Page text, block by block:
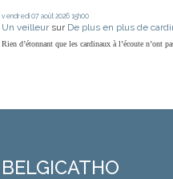
vendredi 07 août 2026 15h00
Un veilleur sur De plus en plus de
Rien d’étonnant que les cardinaux à l’écoute n’ont
BELGICATHO